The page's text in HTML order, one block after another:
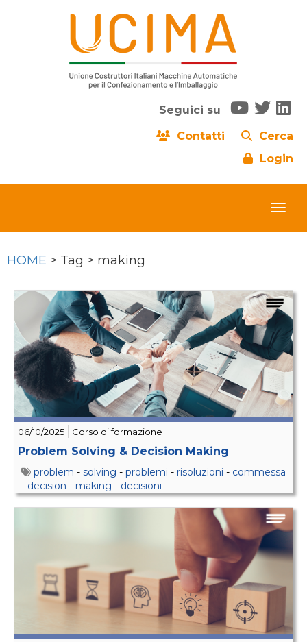
Seguici su
Contatti
Cerca
Login
HOME > Tag > making
06/10/2025 Corso di formazione
Problem Solving & Decision Making
problem - solving - problemi - risoluzioni - commessa
- decision - making - decisioni